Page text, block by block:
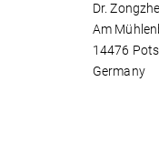
Dr.
Am
14476
Germany